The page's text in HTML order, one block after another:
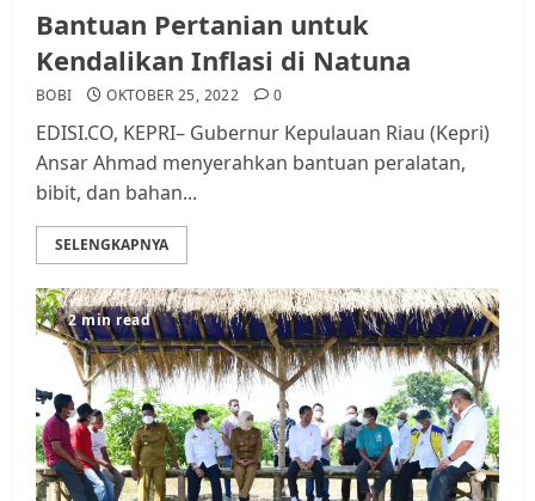
Bantuan Pertanian untuk
Kendalikan Inflasi di Natuna
BOBI OKTOBER 25, 2022 0
EDISI.CO, KEPRI– Gubernur Kepulauan Riau (Kepri)
Ansar Ahmad menyerahkan bantuan peralatan,
bibit, dan bahan...
SELENGKAPNYA
2 min read
3
Datangi Pemko Batam, Warga
Rempang Protes Lahan Mereka
Diambil untuk Sekolah Rakyat
JULI 21, 2026 0